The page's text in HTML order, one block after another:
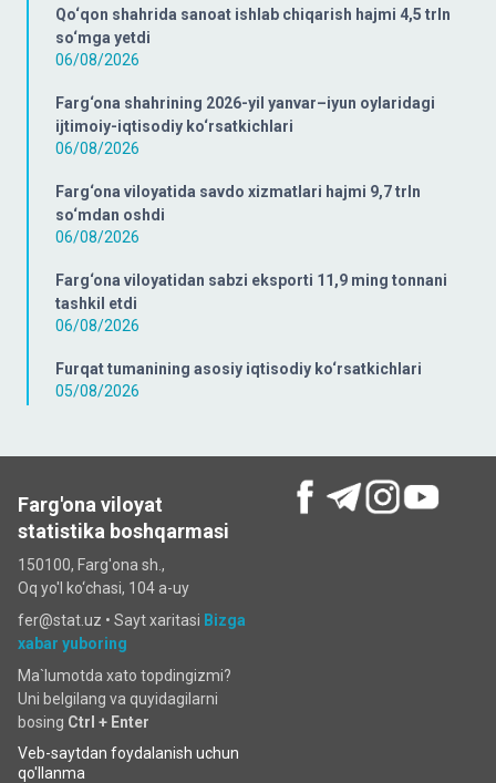
Qo‘qon shahrida sanoat ishlab chiqarish hajmi 4,5 trln
so‘mga yetdi
06/08/2026
Farg‘ona shahrining 2026-yil yanvar–iyun oylaridagi
ijtimoiy-iqtisodiy ko‘rsatkichlari
06/08/2026
Farg‘ona viloyatida savdo xizmatlari hajmi 9,7 trln
so‘mdan oshdi
06/08/2026
Farg‘ona viloyatidan sabzi eksporti 11,9 ming tonnani
tashkil etdi
06/08/2026
Furqat tumanining asosiy iqtisodiy ko‘rsatkichlari
05/08/2026
Farg'ona viloyat
statistika boshqarmasi
150100, Farg'ona sh.,
Oq yo'l ko‘chаsi, 104 a-uy
fer@stat.uz • Sayt xaritasi Bizga
xabar yuboring
Ma`lumotda xato topdingizmi?
Uni belgilang va quyidagilarni
bosing Ctrl + Enter
Veb-saytdan foydalanish uchun
qo'llanma